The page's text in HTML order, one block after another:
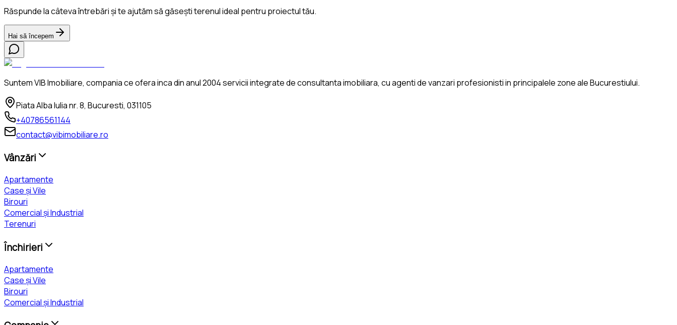
Răspunde la câteva întrebări și te ajutăm să găsești terenul ideal pentru proiectul tău.
Hai să începem
Suntem VIB Imobiliare, compania ce ofera inca din anul 2004 servicii integrate de consultanta imobiliara, cu agenti de vanzari profesionisti in principalele zone ale Bucurestiului.
Piata Alba Iulia nr. 8, Bucuresti, 031105
+40786561144
contact@vibimobiliare.ro
Vânzări
Apartamente
Case și Vile
Birouri
Comercial și Industrial
Terenuri
Închirieri
Apartamente
Case și Vile
Birouri
Comercial și Industrial